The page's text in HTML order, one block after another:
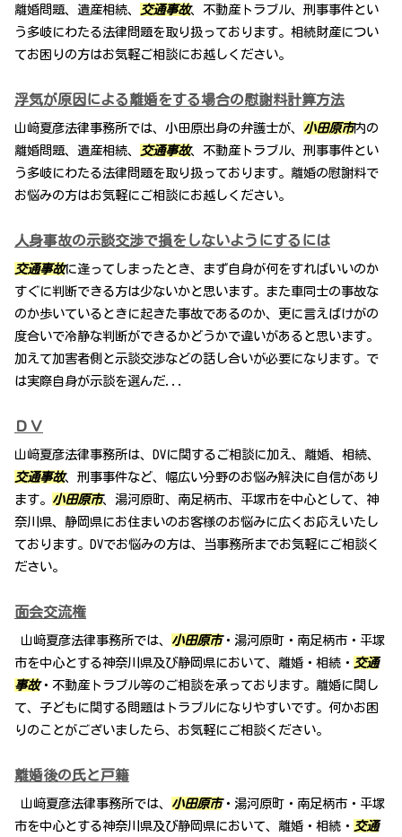
離婚問題、遺産相続、
交通事故、不動産トラブル、刑事事件とい
う多岐にわたる法律問題を取り扱っております。相続財産につい
てお困りの方はお気軽ご相談にお越しください。
浮気が原因による離婚をする場合の慰謝料計算方法
山﨑夏彦法律事務所では、小田原出身の弁護士が、 小田原市内の
離婚問題、遺産相続、
交通事故、不動産トラブル、刑事事件とい
う多岐にわたる法律問題を取り扱っております。離婚の慰謝料で
お悩みの方はお気軽にご相談にお越しください。
人身事故の示談交渉で損をしないようにするには
交通事故に逢ってしまったとき、まず自身が何をすればいいのか
すぐに判断できる方は少ないかと思います。また車同士の事故な
のか歩いているときに起きた事故であるのか、更に言えばけがの
度合いで冷静な判断ができるかどうかで違いがあると思います。
加えて加害者側と示談交渉などの話し合いが必要になります。で
は実際自身が示談を選んだ...
ＤＶ
山﨑夏彦法律事務所は、DVに関するご相談に加え、離婚、相続、
交通事故、刑事事件など、幅広い分野のお悩み解決に自信があり
ます。 小田原市、湯河原町、南足柄市、平塚市を中心として、神
奈川県、静岡県にお住まいのお客様のお悩みに広くお応えいたし
ております。DVでお悩みの方は、当事務所までお気軽にご相談く
ださい。
面会交流権
山﨑夏彦法律事務所では、 小田原市・湯河原町・南足柄市・平塚
市を中心とする神奈川県及び静岡県において、離婚・相続・ 交通
事故・不動産トラブル等のご相談を承っております。離婚に関し
て、子どもに関する問題はトラブルになりやすいです。何かお困
りのことがございましたら、お気軽にご相談ください。
離婚後の氏と戸籍
山﨑夏彦法律事務所では、 小田原市・湯河原町・南足柄市・平塚
市を中心とする神奈川県及び静岡県において、離婚・相続・ 交通